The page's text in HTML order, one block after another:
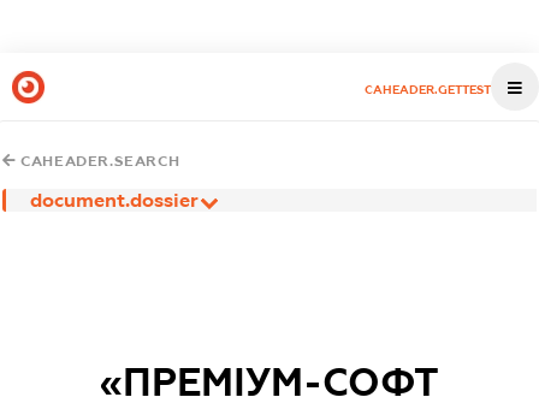
CAHEADER.GETTEST
CAHEADER.SEARCH
document.dossier
«ПРЕМІУМ-СОФТ